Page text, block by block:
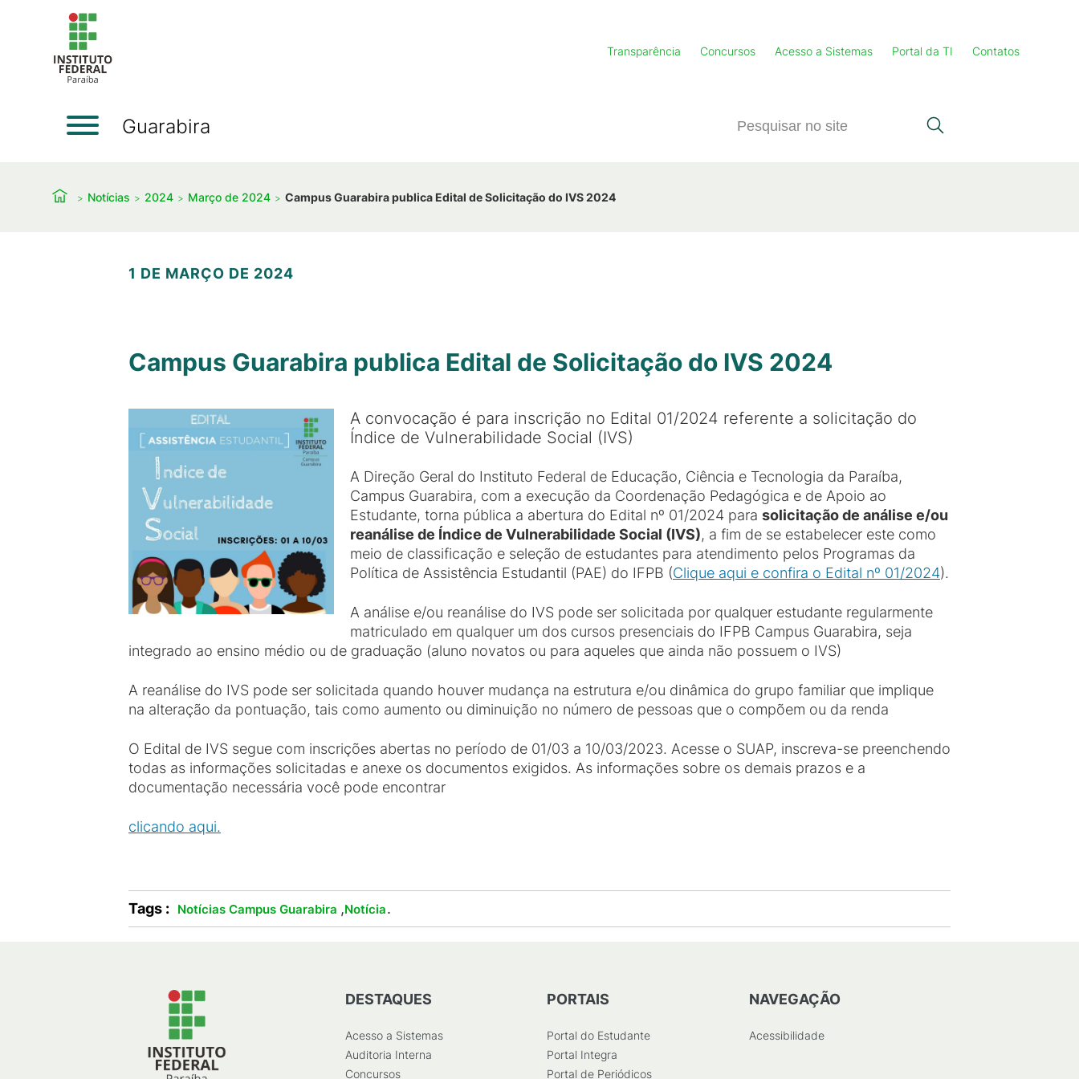
Transparência Concursos Acesso a Sistemas Portal da TI Contatos
Guarabira
Notícias 2024 Março de 2024 Campus Guarabira publica Edital de Solicitação do IVS 2024
1 DE MARÇO DE 2024
Campus Guarabira publica Edital de Solicitação do IVS 2024
A convocação é para inscrição no Edital 01/2024 referente a solicitação do
Índice de Vulnerabilidade Social (IVS)
A Direção Geral do Instituto Federal de Educação, Ciência e Tecnologia da Paraíba,
Campus Guarabira, com a execução da Coordenação Pedagógica e de Apoio ao
Estudante, torna pública a abertura do Edital nº 01/2024 para solicitação de análise e/ou
reanálise de Índice de Vulnerabilidade Social (IVS), a fim de se estabelecer este como
meio de classificação e seleção de estudantes para atendimento pelos Programas da
Política de Assistência Estudantil (PAE) do IFPB (Clique aqui e confira o Edital nº 01/2024).
A análise e/ou reanálise do IVS pode ser solicitada por qualquer estudante regularmente
matriculado em qualquer um dos cursos presenciais do IFPB Campus Guarabira, seja
integrado ao ensino médio ou de graduação (aluno novatos ou para aqueles que ainda não possuem o IVS)
A reanálise do IVS pode ser solicitada quando houver mudança na estrutura e/ou dinâmica do grupo familiar que implique
na alteração da pontuação, tais como aumento ou diminuição no número de pessoas que o compõem ou da renda
O Edital de IVS segue com inscrições abertas no período de 01/03 a 10/03/2023. Acesse o SUAP, inscreva-se preenchendo
todas as informações solicitadas e anexe os documentos exigidos. As informações sobre os demais prazos e a
documentação necessária você pode encontrar
clicando aqui.
Tags : Notícias Campus Guarabira ,Notícia.
DESTAQUES
Acesso a Sistemas
Auditoria Interna
Concursos
PORTAIS
Portal do Estudante
Portal Integra
Portal de Periódicos
NAVEGAÇÃO
Acessibilidade